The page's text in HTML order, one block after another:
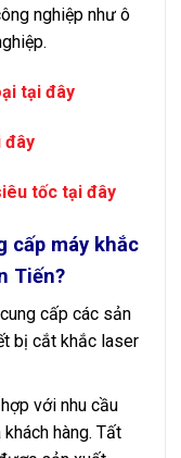
nghiệp như ô
tại đây
đây
tốc tại đây
cấp máy khắc
Tiến?
cấp các sản
bị cắt khắc laser
với nhu cầu
hàng. Tất